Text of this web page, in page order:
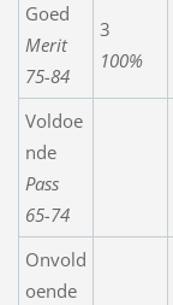
Goed
Merit
75-84
3
100%
Voldoe
nde
Pass
65-74
Onvold
oende